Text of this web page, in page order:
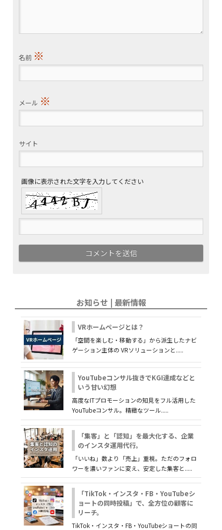
名前 ※
メール ※
サイト
画像に表示された文字を入力してください
お知らせ | 最新情報
VRホームページとは？
「空間を楽しむ・移動する」から派生したナビ
ゲーション主体の VRソリューションと.....
YouTubeコンサル抜きでKGI達成などと
いう甘い幻想
高度なITプロモーションの知見をフル活用した
YouTubeコンサル。精緻なツール.....
「集客」と「認知」を最大化する、企業
のインスタ運用代行。
「いいね」数より「売上」重視。ただのフォロ
ワーを濃いファンに変え、安定した集客と.....
「TikTok・インスタ・FB・YouTubeシ
ョートの同時投稿」で、全方位の顧客に
リーチ。
TikTok・インスタ・FB・YouTubeショートの同